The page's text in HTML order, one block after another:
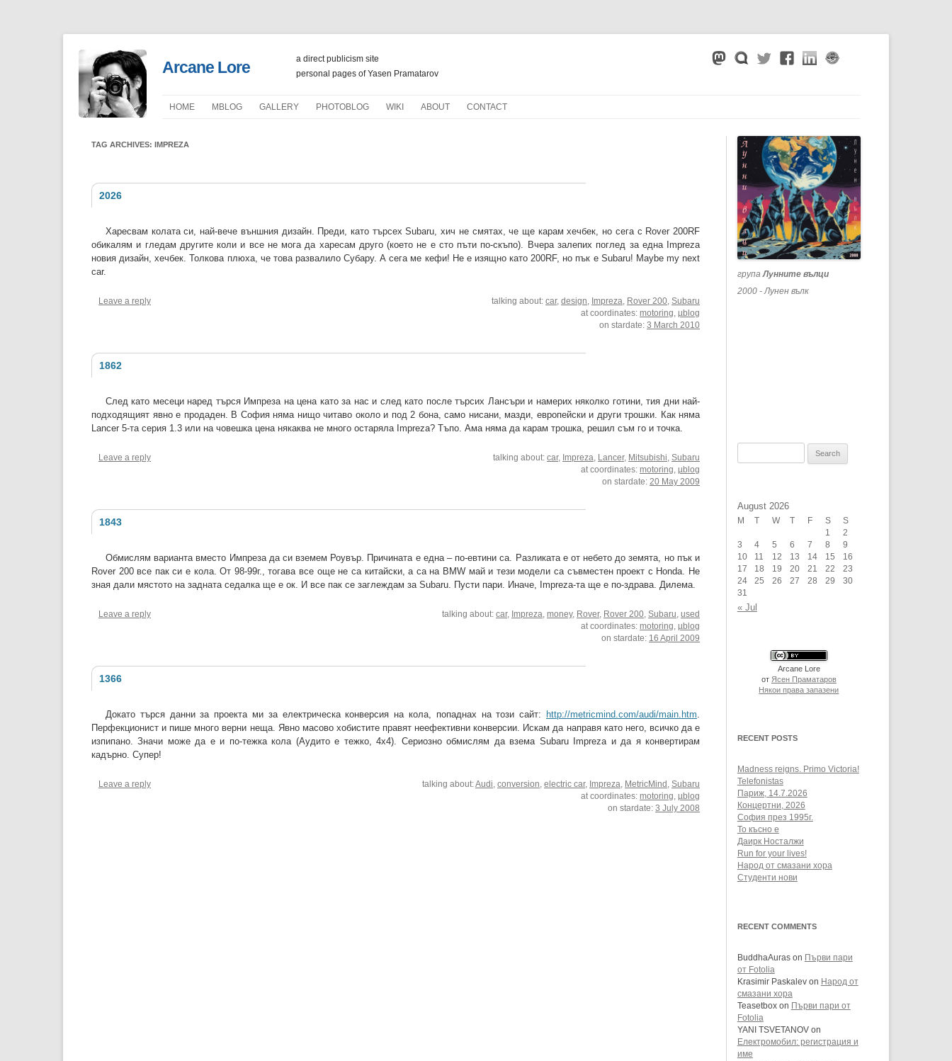
Arcane Lore
a direct publicism site
personal pages of Yasen Pramatarov
HOME ΜBLOG GALLERY PHOTOBLOG WIKI ABOUT CONTACT
TAG ARCHIVES: IMPREZA
2026
Харесвам колата си, най-вече външния дизайн. Преди, като търсех Subaru, хич не смятах, че ще карам хечбек, но сега с Rover 200RF
обикалям и гледам другите коли и все не мога да харесам друго (което не е сто пъти по-скъпо). Вчера залепих поглед за една Impreza
новия дизайн, хечбек. Толкова плюха, че това развалило Субару. А сега ме кефи! Не е изящно като 200RF, но пък е Subaru! Maybe my next
car.
Leave a reply talking about:car,design Impreza Rover 200 ,Subaru
at coordinates:motoring ,µblog
on stardate:3 March 2010
1862
След като месеци наред търся Импреза на цена като за нас и след като после търсих Лансъри и намерих няколко готини, тия дни най-
подходящият явно е продаден. В София няма нищо читаво около и под 2 бона, само нисани, мазди, европейски и други трошки. Как няма
Lancer 5-та серия 1.3 или на човешка цена някаква не много остаряла Impreza? Тъпо. Ама няма да карам трошка, решил съм го и точка.
Leave a reply talking about:car, Impreza Lancer, Mitsubishi ,Subaru
at coordinates:motoring ,µblog
on stardate: 20 May 2009
1843
Обмислям варианта вместо Импреза да си вземем Роувър. Причината е една – по-евтини са. Разликата е от небето до земята, но пък и
Rover 200 все пак си е кола. От 98-99г., тогава все още не са китайски, а са на BMW май и тези модели са съвместен проект с Honda. Не
зная дали мястото на задната седалка ще е ок. И все пак се заглеждам за Subaru. Пусти пари. Иначе, Impreza-та ще е по-здрава. Дилема.
Leave a reply talking about:car, Impreza ,money, Rover, Rover 200 ,Subaru ,used
at coordinates:motoring ,µblog
on stardate: 16 April 2009
1366
Докато търся данни за проекта ми за електрическа конверсия на кола, попаднах на този сайт: http://metricmind.com/audi/main.htm.
Перфекционист и пише много верни неща. Явно масово хобистите правят неефективни конверсии. Искам да направя като него, всичко да е
изпипано. Значи може да е и по-тежка кола (Аудито е тежко, 4х4). Сериозно обмислям да взема Subaru Impreza и да я конвертирам
кадърно. Супер!
Leave a reply talking about:Audi ,conversion ,electric car, Impreza MetricMind ,Subaru
at coordinates:motoring ,µblog
on stardate:3 July 2008
групаЛунните вълци
2000 - Лунен вълк
August 2026
M W F S
S
1
2
3
4 5 6 7 8
9
10
11 12 13 14 15
16
17
18 19 20 21 22
23
24
25 26 27 28 29
30
31
« Jul
Arcane Lore
от Ясен Праматаров
Някои права запазени
RECENT POSTS
Madness reigns. Primo Victoria!
Telefonistas
Париж, 14.7.2026
Концертни, 2026
София през 1995г.
То късно е
Даирк Носталжи
Run for your lives!
Народ от смазани хора
Студенти нови
RECENT COMMENTS
BuddhaAurason
Първи пари
от Fotolia
Krasimir Paskalevon Народ от
смазани хора
Teasetboxon
Първи пари от
Fotolia
YANI TSVETANOVon
Електромобил: регистрация и
име